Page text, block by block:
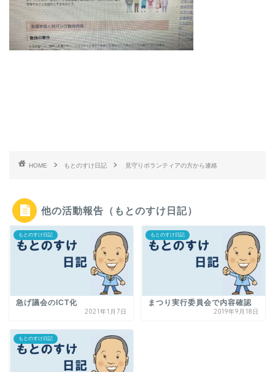
HOME もとのすけ日記 見守りボランティアの方から連絡
他の活動報告（もとのすけ日記）
もとのすけ日記
急げ議会のICT化
2021年1月7日
もとのすけ日記
まつり実行委員会で内容確認
2019年9月18日
もとのすけ日記